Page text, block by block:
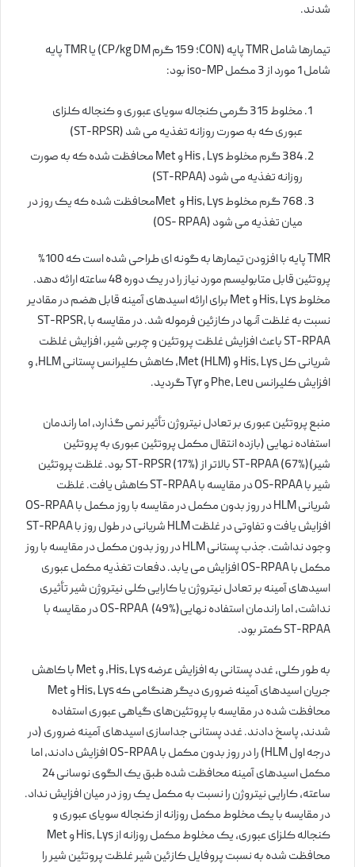
شدند.
تیمارها شامل TMR پایه (CON؛ 159 گرم CP/kg DM) یا TMR پایه
شامل 1 مورد از 3 مکمل iso-MP بود:
مخلوط 315 گرمی کنجاله سویای عبوری و کنجاله کلزای
عبوری که به صورت روزانه تغذیه می شد (ST-RPSR)
384 گرم مخلوط His ، Lys و Met محافظت شده که به صورت
روزانه تغذیه می شود (ST-RPAA)
768 گرم مخلوط His، Lys و Metمحافظت شده که یک روز در
میان تغذیه می شود (OS- RPAA)
TMR پایه با افزودن تیمارها به گونه ای طراحی شده است که 100%
پروتئین قابل متابولیسم مورد نیاز را در یک دوره 48 ساعته ارائه دهد.
مخلوط His، Lys و Met برای ارائه اسیدهای آمینه قابل هضم در مقادیر
نسبت به غلظت آنها در کازئین فرموله شد. در مقایسه با ST-RPSR،
ST-RPAA باعث افزایش غلظت پروتئین و چربی شیر، افزایش غلظت
شریانی کل His، Lys و Met (HLM)، کاهش کلیرانس پستانی HLM، و
افزایش کلیرانس Phe، Leu و Tyr گردید.
منبع پروتئین عبوری بر تعادل نیتروژن تأثیر نمی گذارد، اما راندمان
استفاده نهایی (بازده انتقال مکمل پروتئین عبوری به پروتئین
شیر)ST-RPAA (67%) بالاتر از ST-RPSR (17%) بود. غلظت پروتئین
شیر با OS-RPAA در مقایسه با ST-RPAA کاهش یافت. غلظت
شریانی HLM در روز بدون مکمل در مقایسه با روز مکمل با OS-RPAA
افزایش یافت و تفاوتی در غلظت HLM شریانی در طول روز با ST-RPAA
وجود نداشت. جذب پستانی HLM در روز بدون مکمل در مقایسه با روز
مکمل با OS-RPAA افزایش می یابد. دفعات تغذیه مکمل عبوری
اسیدهای آمینه بر تعادل نیتروژن یا کارایی کلی نیتروژن شیر تأثیری
نداشت، اما راندمان استفاده نهاییOS-RPAA (49%) در مقایسه با
ST-RPAA کمتر بود.
به طور کلی، غدد پستانی به افزایش عرضه His، Lys، و Met با کاهش
جریان اسیدهای آمینه ضروری دیگر هنگامی که His، Lys و Met
محافظت شده در مقایسه با پروتئین‌های گیاهی عبوری استفاده
شدند، پاسخ دادند. غدد پستانی جداسازی اسیدهای آمینه ضروری (در
درجه اول HLM) را در روز بدون مکمل با OS-RPAA افزایش دادند، اما
مکمل اسیدهای آمینه محافظت شده طبق یک الگوی نوسانی 24
ساعته، کارایی نیتروژن را نسبت به مکمل یک روز در میان افزایش نداد.
در مقایسه با یک مخلوط مکمل روزانه از کنجاله سویای عبوری و
کنجاله کلزای عبوری، یک مخلوط مکمل روزانه از His، Lys و Met
محافظت شده به نسبت پروفایل کازئین شیر غلظت پروتئین شیر را